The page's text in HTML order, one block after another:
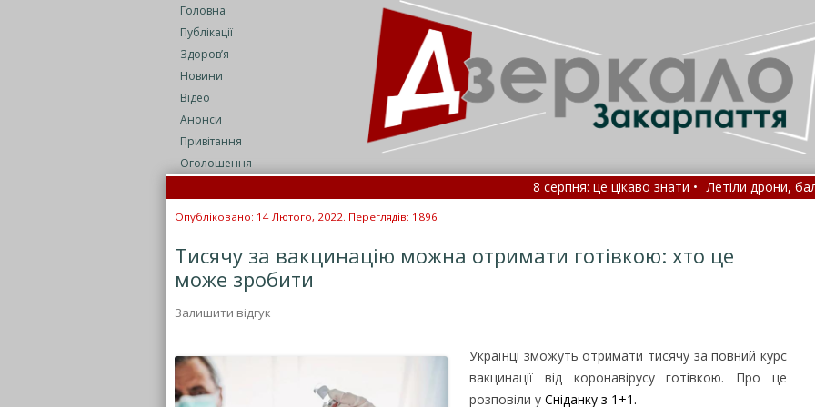
Головна
Публікації
Здоров’я
Новини
Відео
Анонси
Привітання
Оголошення
8 серпня: це цікаво знати • Летіли дрони,
На війні загинув захисник із Закарпаття
Опубліковано: 14 Лютого, 2022. Переглядів: 1896
Тисячу за вакцинацію можна отримати готівкою: хто це
може зробити
Залишити відгук
Українці зможуть отримати тисячу за повний курс
вакцинації від коронавірусу готівкою. Про це
розповіли у Сніданку з 1+1.